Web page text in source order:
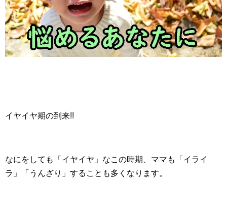
イヤイヤ期の到来!!
なにをしても「イヤイヤ」なこの時期、ママも「イライ
ラ」「うんざり」することも多くなります。